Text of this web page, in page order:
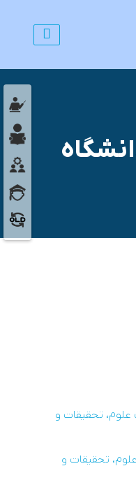
علوم، تحقيقات و
تحقيقات و